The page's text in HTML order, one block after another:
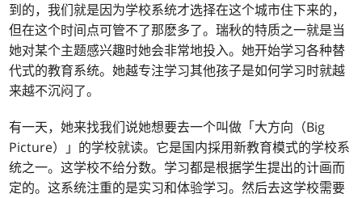
到的，我们就是因为学校系统才选择在这个城市住下来的，
但在这个时间点可管不了那麽多了。瑞秋的特质之一就是当
她对某个主题感兴趣时她会非常地投入。她开始学习各种替
代式的教育系统。她越专注学习其他孩子是如何学习时就越
来越不沉闷了。
有一天，她来找我们说她想要去一个叫做「大方向（Big
Picture）」的学校就读。它是国内採用新教育模式的学校系
统之一。这学校不给分数。学习都是根据学生提出的计画而
定的。这系统注重的是实习和体验学习。然后去这学校需要